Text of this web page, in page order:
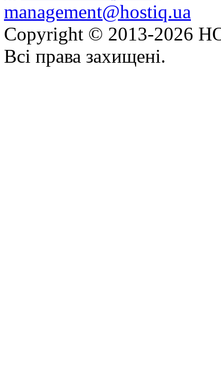
management@hostiq.ua
Copyright © 2013-2026
Всі права захищені.